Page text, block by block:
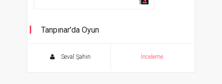
Tanpınar'da Oyun
Seval Şahin İnceleme